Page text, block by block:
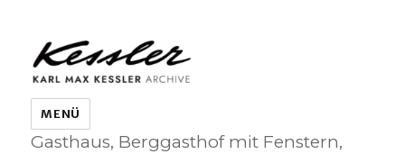
KARL MAX KESSLER ARCHIVE
MENÜ
Gasthaus, Berggasthof mit Fenstern,